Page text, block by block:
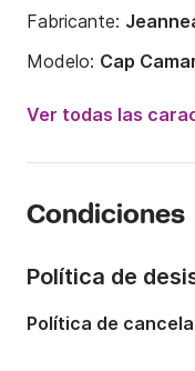
Fabricante:
Modelo: Cap
Capacidad a bordo:
Ver todas las
Condiciones
Política de
Política de